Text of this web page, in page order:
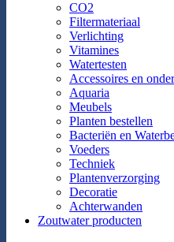
CO2
Filtermateriaal
Verlichting
Vitamines
Watertesten
Accessoires en
Aquaria
Meubels
Planten bestellen
Bacteriën en
Voeders
Techniek
Plantenverzorging
Decoratie
Achterwanden
Zoutwater producten